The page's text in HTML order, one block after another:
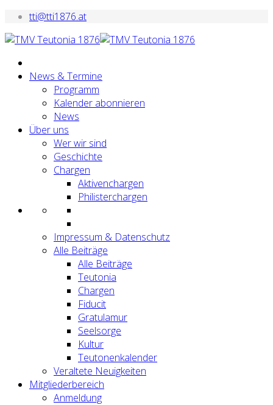
tti@tti1876.at
News & Termine
Programm
Kalender abonnieren
News
Über uns
Wer wir sind
Geschichte
Chargen
Aktivenchargen
Philisterchargen
Impressum & Datenschutz
Alle Beiträge
Alle Beiträge
Teutonia
Chargen
Fiducit
Gratulamur
Seelsorge
Kultur
Teutonenkalender
Veraltete Neuigkeiten
Mitgliederbereich
Anmeldung